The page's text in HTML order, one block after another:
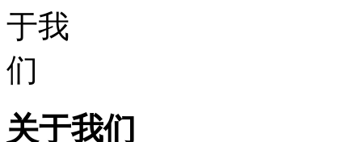
关于我们